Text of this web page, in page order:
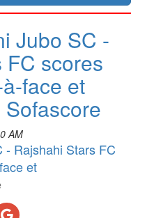
Jubo SC -
scores
face et
AM
- Rajshahi Stars FC
et